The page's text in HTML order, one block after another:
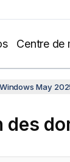
Centre de
May
des